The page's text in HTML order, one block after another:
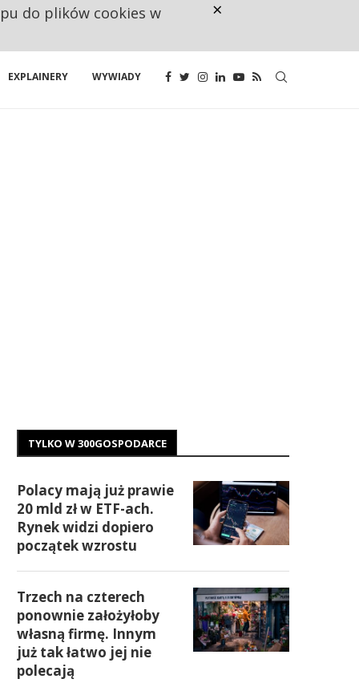
EXPLAINERY WYWIADY
TYLKO W 300GOSPODARCE
Polacy mają już prawie
20 mld zł w ETF-ach.
Rynek widzi dopiero
początek wzrostu
Trzech na czterech
ponownie założyłoby
własną firmę. Innym
już tak łatwo jej nie
polecają
do plików cookies w ×